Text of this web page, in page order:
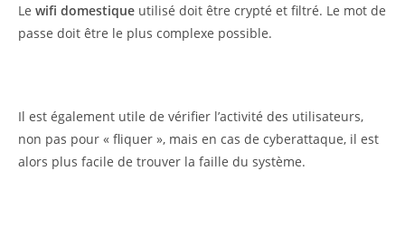
Le wifi domestique utilisé doit être crypté et filtré. Le mot de
passe doit être le plus complexe possible.
Il est également utile de vérifier l’activité des utilisateurs,
non pas pour « fliquer », mais en cas de cyberattaque, il est
alors plus facile de trouver la faille du système.